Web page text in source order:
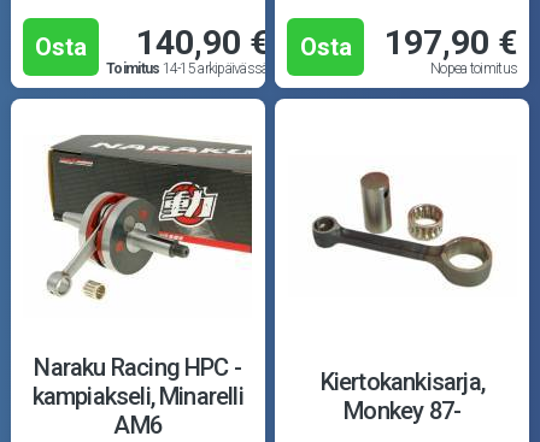
Osta 140,90 €
Toimitus 14-15 arkipäivässä
Osta 197,90 €
Nopea toimitus
Naraku Racing HPC -
kampiakseli, Minarelli
AM6
Kiertokankisarja,
Monkey 87-